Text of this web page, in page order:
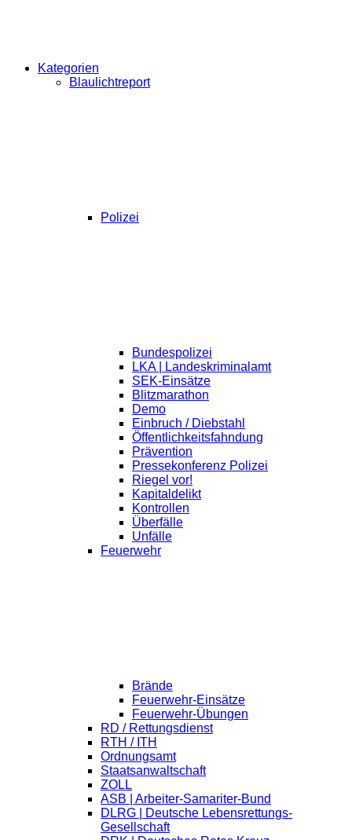
Kategorien
Blaulichtreport
Polizei
Bundespolizei
LKA | Landeskriminalamt
SEK-Einsätze
Blitzmarathon
Demo
Einbruch / Diebstahl
Öffentlichkeitsfahndung
Prävention
Pressekonferenz Polizei
Riegel vor!
Kapitaldelikt
Kontrollen
Überfälle
Unfälle
Feuerwehr
Brände
Feuerwehr-Einsätze
Feuerwehr-Übungen
RD / Rettungsdienst
RTH / ITH
Ordnungsamt
Staatsanwaltschaft
ZOLL
ASB | Arbeiter-Samariter-Bund
DLRG | Deutsche Lebensrettungs-
Gesellschaft